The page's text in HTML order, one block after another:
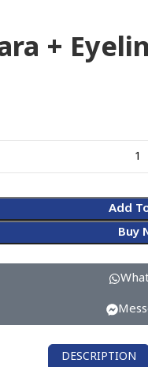
+
Add
Buy
DESCRIPTION